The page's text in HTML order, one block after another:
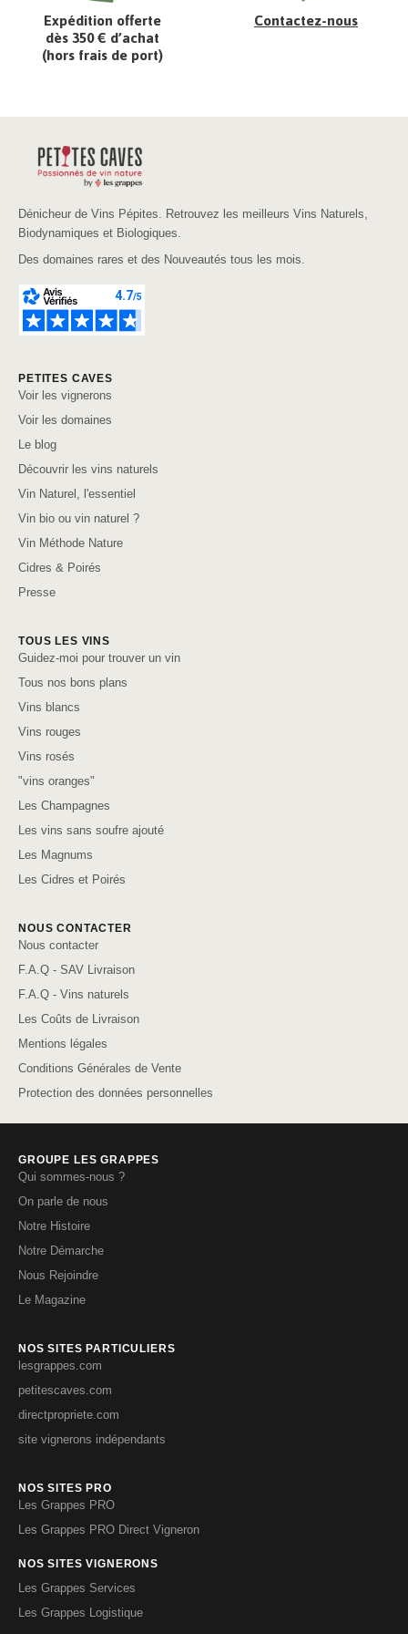
Expédition offerte
dès 350 € d’achat
(hors frais de port)
Contactez-nous
Dénicheur de Vins Pépites. Retrouvez les meilleurs Vins Naturels,
Biodynamiques et Biologiques.
Des domaines rares et des Nouveautés tous les mois.
PETITES CAVES
Voir les vignerons
Voir les domaines
Le blog
Découvrir les vins naturels
Vin Naturel, l'essentiel
Vin bio ou vin naturel ?
Vin Méthode Nature
Cidres & Poirés
Presse
TOUS LES VINS
Guidez-moi pour trouver un vin
Tous nos bons plans
Vins blancs
Vins rouges
Vins rosés
"vins oranges"
Les Champagnes
Les vins sans soufre ajouté
Les Magnums
Les Cidres et Poirés
NOUS CONTACTER
Nous contacter
F.A.Q - SAV Livraison
F.A.Q - Vins naturels
Les Coûts de Livraison
Mentions légales
Conditions Générales de Vente
Protection des données personnelles
GROUPE LES GRAPPES
Qui sommes-nous ?
On parle de nous
Notre Histoire
Notre Démarche
Nous Rejoindre
Le Magazine
NOS SITES PARTICULIERS
lesgrappes.com
petitescaves.com
directpropriete.com
site vignerons indépendants
NOS SITES PRO
Les Grappes PRO
Les Grappes PRO Direct Vigneron
NOS SITES VIGNERONS
Les Grappes Services
Les Grappes Logistique